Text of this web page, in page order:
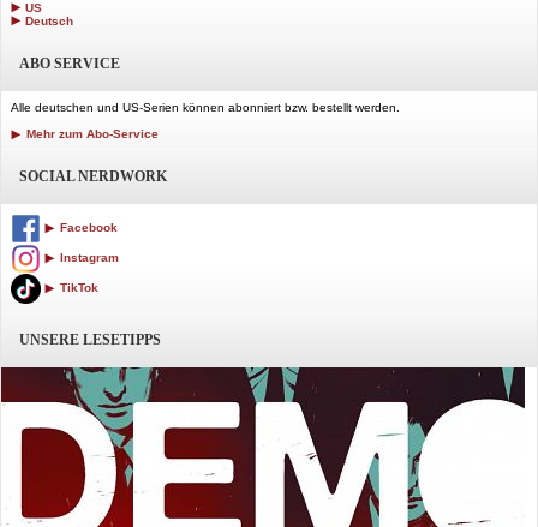
US
Deutsch
ABO SERVICE
Alle deutschen und US-Serien können abonniert bzw. bestellt werden.
Mehr zum Abo-Service
SOCIAL NERDWORK
Facebook
Instagram
TikTok
UNSERE LESETIPPS